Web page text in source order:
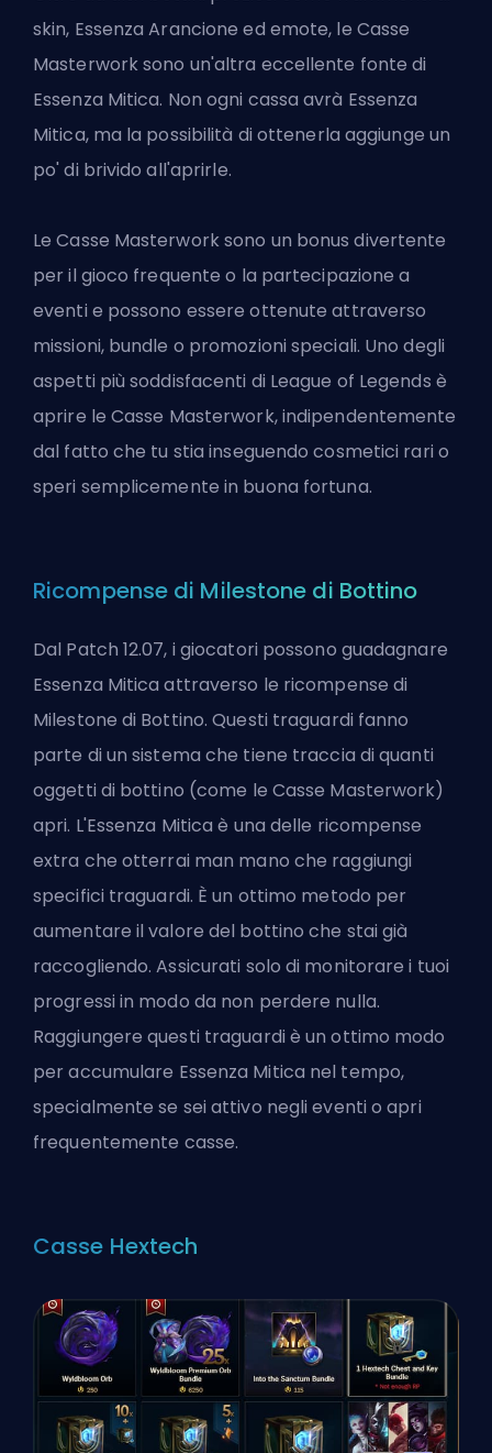
skin, Essenza Arancione ed emote, le Casse
Masterwork sono un'altra eccellente fonte di
Essenza Mitica. Non ogni cassa avrà Essenza
Mitica, ma la possibilità di ottenerla aggiunge un
po' di brivido all'aprirle.
Le Casse Masterwork sono un bonus divertente
per il gioco frequente o la partecipazione a
eventi e possono essere ottenute attraverso
missioni, bundle o promozioni speciali. Uno degli
aspetti più soddisfacenti di League of Legends è
aprire le Casse Masterwork, indipendentemente
dal fatto che tu stia inseguendo cosmetici rari o
speri semplicemente in buona fortuna.
Ricompense di Milestone di Bottino
Dal Patch 12.07, i giocatori possono guadagnare
Essenza Mitica attraverso le ricompense di
Milestone di Bottino. Questi traguardi fanno
parte di un sistema che tiene traccia di quanti
oggetti di bottino (come le Casse Masterwork)
apri. L'Essenza Mitica è una delle ricompense
extra che otterrai man mano che raggiungi
specifici traguardi. È un ottimo metodo per
aumentare il valore del bottino che stai già
raccogliendo. Assicurati solo di monitorare i tuoi
progressi in modo da non perdere nulla.
Raggiungere questi traguardi è un ottimo modo
per accumulare Essenza Mitica nel tempo,
specialmente se sei attivo negli eventi o apri
frequentemente casse.
Casse Hextech